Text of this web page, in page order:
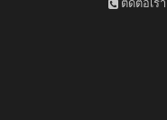
ติดต่อเรา